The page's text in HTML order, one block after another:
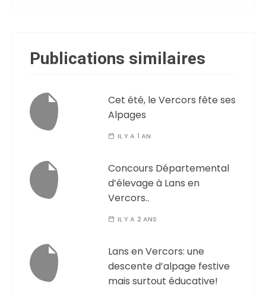
Publications similaires
Cet été, le Vercors fête ses
Alpages
IL Y A 1 AN
Concours Départemental
d’élevage à Lans en
Vercors..
IL Y A 2 ANS
Lans en Vercors: une
descente d’alpage festive
mais surtout éducative!